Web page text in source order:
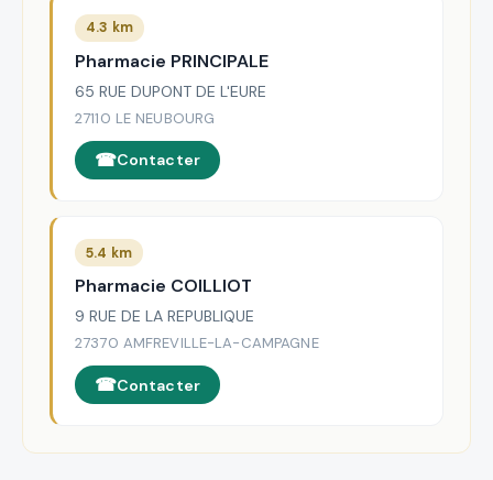
4.3 km
Pharmacie PRINCIPALE
65 RUE DUPONT DE L'EURE
27110 LE NEUBOURG
Contacter
5.4 km
Pharmacie COILLIOT
9 RUE DE LA REPUBLIQUE
27370 AMFREVILLE-LA-CAMPAGNE
Contacter